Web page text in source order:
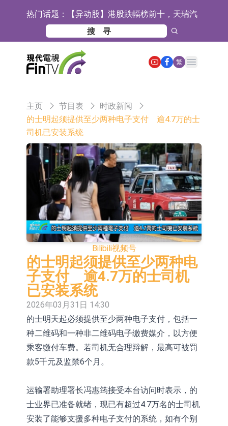
热门话题： 【异动股】港股跌幅榜前十，天瑞汽
车内饰(06162.HK)跌18.00%，德信服
务集团(02215.HK)跌16.33%
【异动股】港股涨幅榜前十，中国智
能健康(00348.HK)涨+93.33%，上善
黄金(01939.HK)涨+40.54%
COMMUNE幻师在香港开设旗舰店 拓
展海外市场
香港交易所：委任何洸毅为董事总经
份(01703.HK)跌80.71%，天瑞汽车内
饰(06162.HK)跌62.50%
【异动股】港股涨幅榜前十，辰兴发
展(02286.HK)涨+263.21%，德合集团
(00368.HK)涨+163.89%
格林美：目前公司印尼青美邦园区的
镍资源项目稳定运行
中瓷电子：生产经营正常 公司及子公
司目前订单饱满
格林美：正在积极推进MLCC用纳米
级镍粉的技术研发与产业化准备工作
宝明科技：HVLP4/5铜箔主要技术指
标已完成厂内验证 正布局向下游客户
送样
ST豆神：成立全资公司北京豆神智算
及香港豆神智算 正积极开拓相关业务
卓悦控股(00653.HK)跌44% 建议股份
30合1 与云累大吉启动战略合作
日韩股市双双收涨
【异动股】保健品板块下挫，ST交昂
(600530.CN)跌10.02%
【异动股】半导体设备板块拉升，中
微公司(688012.CN)涨14.22%
【异动股】港股跌幅榜前十，谊和股
份(01703.HK)跌80.95%，天瑞汽车内
饰(06162.HK)跌52.25%
【异动股】港股涨幅榜前十，辰兴发
展(02286.HK)涨+282.08%，德合集团
【异动股】特色药板块下挫，同仁堂
(000657.CN)涨7.24%
【异动股】昨日打二板以上表现板块
拉升，欣天科技(300615.CN)涨
繁
Open main menu
主页 节目表
时政新闻
的士明起须提供至少两种电子支付 逾4.7万的士
司机已安装系统
Bilibili视频号
的士明起须提供至少两种电
子支付 逾4.7万的士司机
已安装系统
2026年03月31日 14:30
的士明天起必须提供至少两种电子支付，包括一
种二维码和一种非二维码电子缴费媒介，以方便
乘客缴付车费。若司机无合理辩解，最高可被罚
款5千元及监禁6个月。
运输署助理署长冯惠筠接受本台访问时表示，的
士业界已准备就绪，现已有超过4.7万名的士司机
安装了能够支援多种电子支付的系统，如有个别